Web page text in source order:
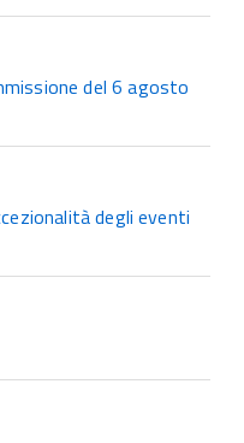
del 6 agosto
degli eventi